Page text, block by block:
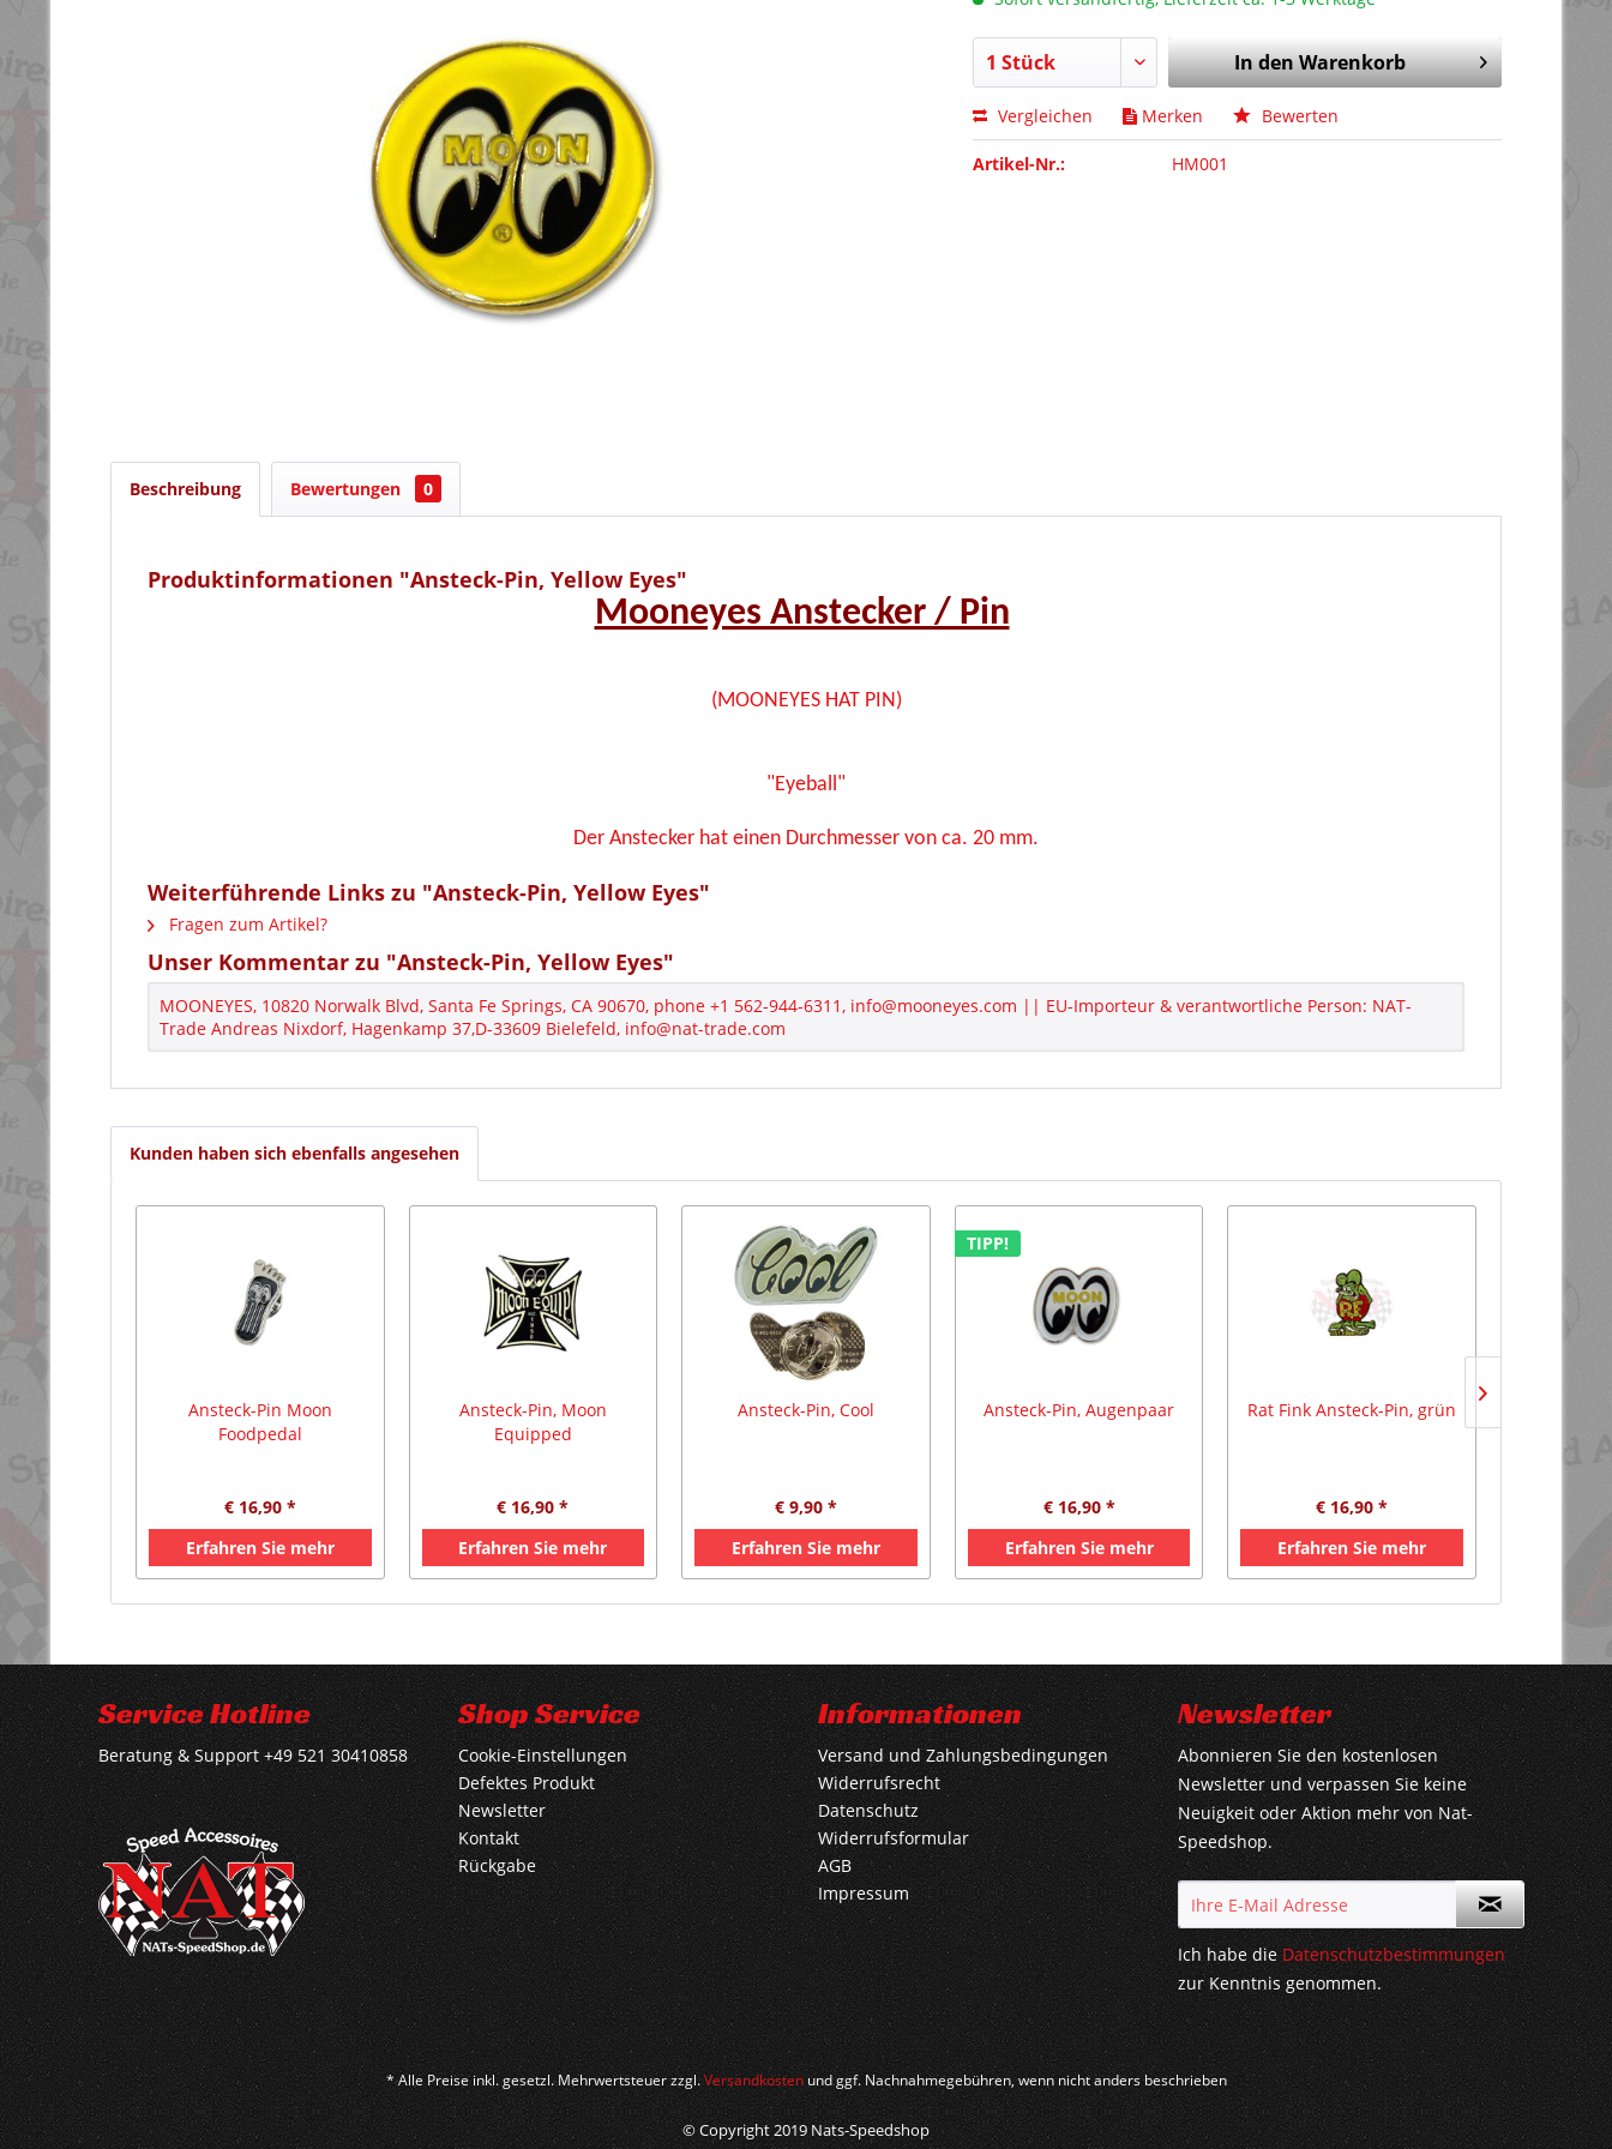
In denWarenkorb
Vergleichen Merken Bewerten
Artikel-Nr.: HM001
Beschreibung Bewertungen 0
Produktinformationen "Ansteck-Pin, Yellow Eyes"
Mooneyes Anstecker / Pin
(MOONEYES HAT PIN)
"Eyeball"
Der Anstecker hat einen Durchmesser von ca. 20 mm.
Weiterführende Links zu "Ansteck-Pin, Yellow Eyes"
Fragen zum Artikel?
Unser Kommentar zu "Ansteck-Pin, Yellow Eyes"
MOONEYES, 10820 Norwalk Blvd, Santa Fe Springs, CA 90670, phone +1 562-944-6311, info@mooneyes.com || EU-Importeur & verantwortliche Person: NAT-
Trade Andreas Nixdorf, Hagenkamp 37,D-33609 Bielefeld, info@nat-trade.com
Kunden haben sich ebenfalls angesehen
Ansteck-Pin Moon
Foodpedal
€ 16,90 *
Erfahren Sie mehr
Ansteck-Pin, Moon
Equipped
€ 16,90 *
Erfahren Sie mehr
Ansteck-Pin, Cool
€ 9,90 *
Erfahren Sie mehr
TIPP!
Ansteck-Pin, Augenpaar
€ 16,90 *
Erfahren Sie mehr
Rat Fink Ansteck-Pin, grün
€ 16,90 *
Erfahren Sie mehr
Service Hotline
Beratung & Support +49 521 30410858
Shop Service
Cookie-Einstellungen
Defektes Produkt
Newsletter
Kontakt
Rückgabe
Informationen
Versand und Zahlungsbedingungen
Widerrufsrecht
Datenschutz
Widerrufsformular
AGB
Impressum
Newsletter
Abonnieren Sie den kostenlosen
Newsletter und verpassen Sie keine
Neuigkeit oder Aktion mehr von Nat-
Speedshop.
Ich habe dieDatenschutzbestimmungen
zur Kenntnis genommen.
* Alle Preise inkl. gesetzl. Mehrwertsteuer zzgl.Versandkostenund ggf. Nachnahmegebühren, wenn nicht anders beschrieben
© Copyright 2019 Nats-Speedshop